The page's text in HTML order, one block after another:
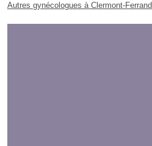
Autres gynécologues à Clermont-Ferrand